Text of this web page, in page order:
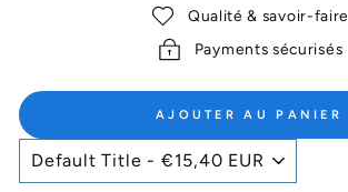
Qualité & savoir-faire
Payments sécurisés
AJOUTER AU PANIER